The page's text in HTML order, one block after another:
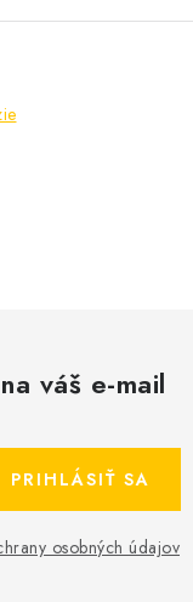
váš e-mail
osobných údajov
PRIHLÁSIŤ SA